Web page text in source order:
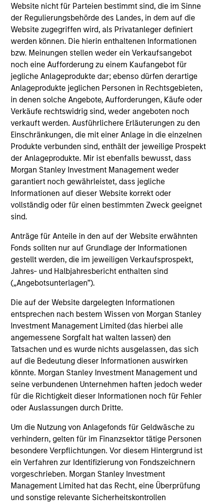
Website nicht für Parteien bestimmt sind, die im Sinne
der Regulierungsbehörde des Landes, in dem auf die
Website zugegriffen wird, als Privatanleger definiert
werden können. Die hierin enthaltenen Informationen
bzw. Meinungen stellen weder ein Verkaufsangebot
noch eine Aufforderung zu einem Kaufangebot für
jegliche Anlageprodukte dar; ebenso dürfen derartige
Anlageprodukte jeglichen Personen in Rechtsgebieten,
in denen solche Angebote, Aufforderungen, Käufe oder
Verkäufe rechtswidrig sind, weder angeboten noch
verkauft werden. Ausführlichere Erläuterungen zu den
Einschränkungen, die mit einer Anlage in die einzelnen
Produkte verbunden sind, enthält der jeweilige Prospekt
der Anlageprodukte. Mir ist ebenfalls bewusst, dass
Morgan Stanley Investment Management weder
garantiert noch gewährleistet, dass jegliche
Informationen auf dieser Website korrekt oder
vollständig oder für einen bestimmten Zweck geeignet
sind.
Anträge für Anteile in den auf der Website erwähnten
Fonds sollten nur auf Grundlage der Informationen
gestellt werden, die im jeweiligen Verkaufsprospekt,
Jahres- und Halbjahresbericht enthalten sind
(„Angebotsunterlagen”).
Die auf der Website dargelegten Informationen
entsprechen nach bestem Wissen von Morgan Stanley
Investment Management Limited (das hierbei alle
angemessene Sorgfalt hat walten lassen) den
Tatsachen und es wurde nichts ausgelassen, das sich
auf die Bedeutung dieser Informationen auswirken
könnte. Morgan Stanley Investment Management und
seine verbundenen Unternehmen haften jedoch weder
für die Richtigkeit dieser Informationen noch für Fehler
oder Auslassungen durch Dritte.
Um die Nutzung von Anlagefonds für Geldwäsche zu
verhindern, gelten für im Finanzsektor tätige Personen
besondere Verpflichtungen. Vor diesem Hintergrund ist
ein Verfahren zur Identifizierung von Fondszeichnern
vorgeschrieben. Morgan Stanley Investment
Management Limited hat das Recht, eine Überprüfung
und sonstige relevante Sicherheitskontrollen
Resources
Our dedicated team offers client-focused
resources and expertise with technology-
based support and solutions.
Investment solutions
Strategies to meet a range of investor
cash-management needs – from liquidity
customized solutions.
Morgan Stanley Liquidity
Funds